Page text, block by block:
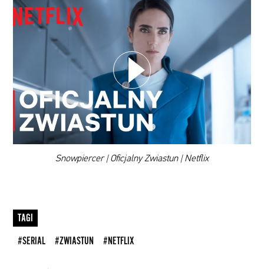
00:00
Snowpiercer | Oficjalny Zwiastun | Netflix
WYBIERZ SWOJĄ PLAYLISTĘ
DODAJ TEN FILM DO PLAYLISTY
TAGI
#SERIAL #ZWIASTUN #NETFLIX